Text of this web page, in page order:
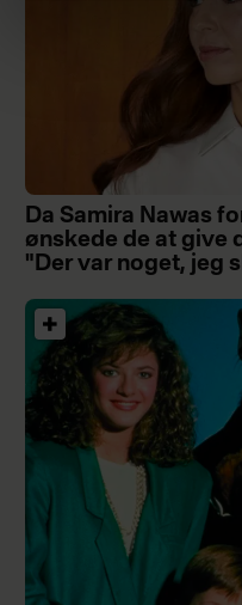
Da Samira Nawas
ønskede de at give
"Der var noget, jeg